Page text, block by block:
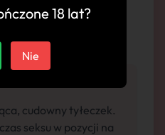
cudowny tyłeczek.
seksu w pozycji na
18 lat?
Nie